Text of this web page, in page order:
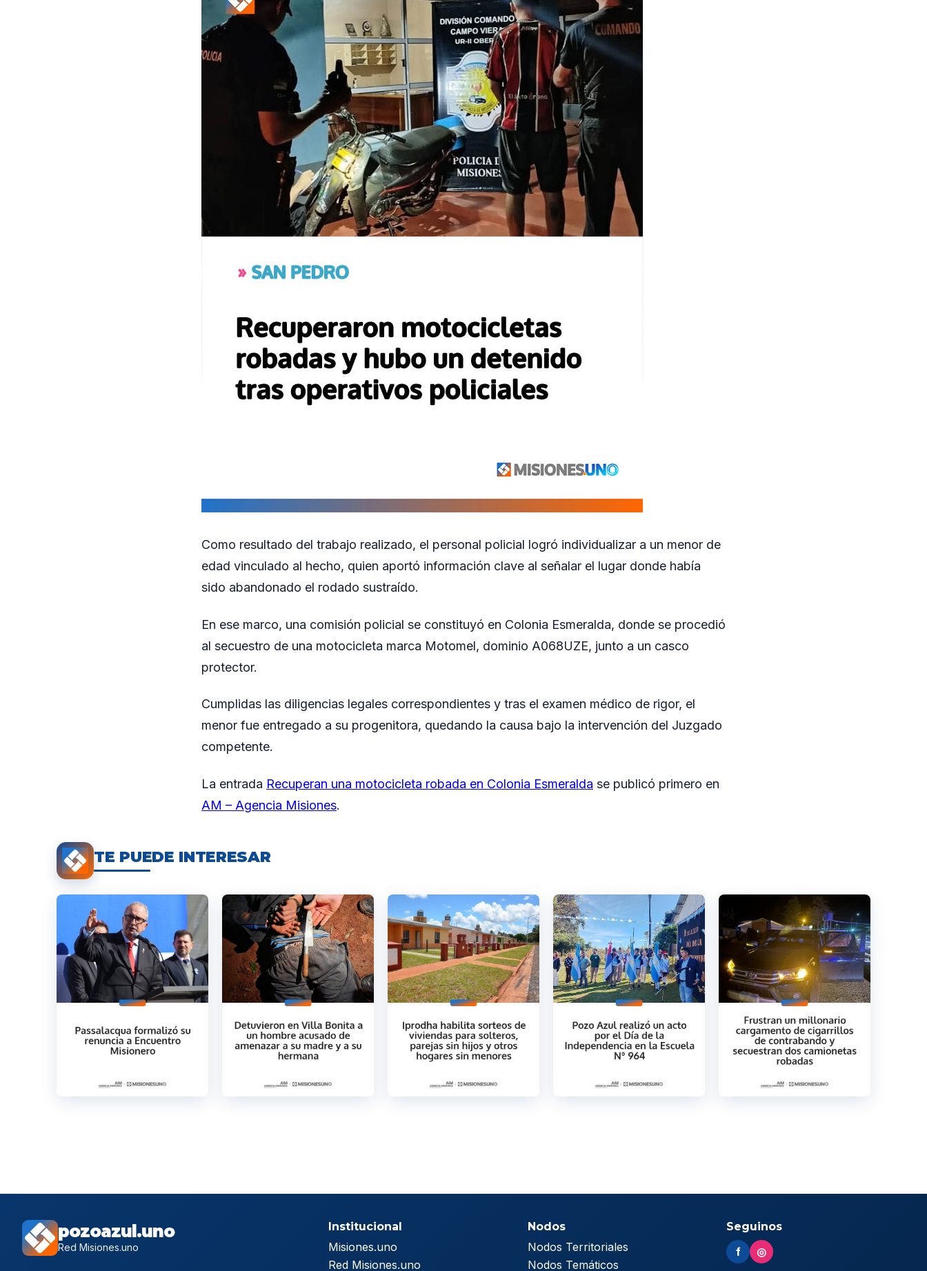
Como resultado del trabajo realizado, el personal policial logró individualizar a un menor de
edad vinculado al hecho, quien aportó información clave al señalar el lugar donde había
sido abandonado el rodado sustraído.
En ese marco, una comisión policial se constituyó en Colonia Esmeralda, donde se procedió
al secuestro de una motocicleta marca Motomel, dominio A068UZE, junto a un casco
protector.
Cumplidas las diligencias legales correspondientes y tras el examen médico de rigor, el
menor fue entregado a su progenitora, quedando la causa bajo la intervención del Juzgado
competente.
La entrada Recuperan una motocicleta robada en Colonia Esmeralda se publicó primero en
AM – Agencia Misiones.
TE PUEDE INTERESAR
pozoazul.uno
Red Misiones.uno
Institucional
Misiones.uno
Red Misiones.uno
Nodos
Nodos Territoriales
Nodos Temáticos
Seguinos
f ◎